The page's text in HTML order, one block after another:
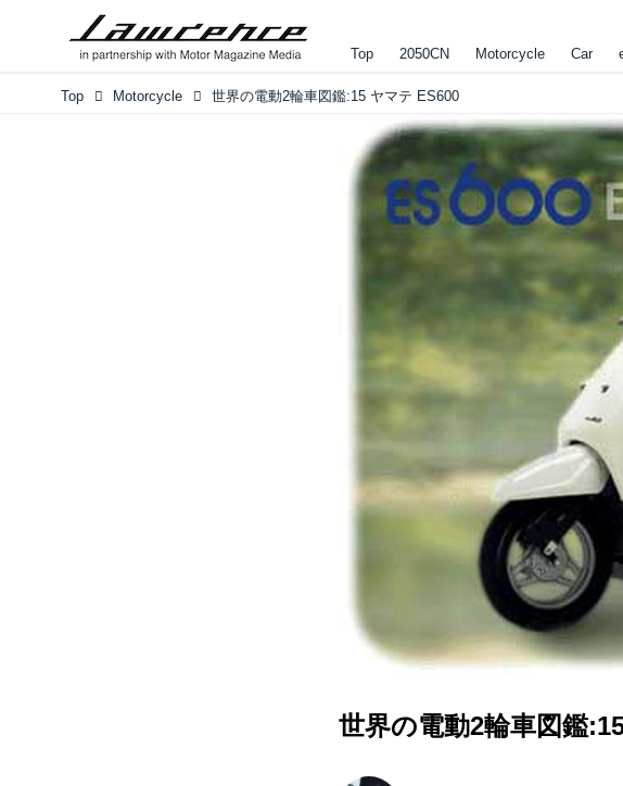
Top 2050CN Motorcycle Car
Top Motorcycle 世界の電動2輪車図鑑:15 ヤマテ ES600
世界の電動2輪車図鑑